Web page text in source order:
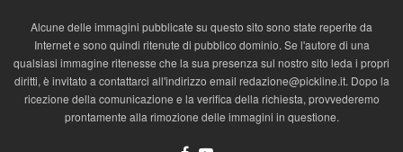
Alcune delle immagini pubblicate su questo sito sono state reperite da
Internet e sono quindi ritenute di pubblico dominio. Se l'autore di una
qualsiasi immagine ritenesse che la sua presenza sul nostro sito leda i propri
diritti, è invitato a contattarci all'indirizzo email redazione@pickline.it. Dopo la
ricezione della comunicazione e la verifica della richiesta, provvederemo
prontamente alla rimozione delle immagini in questione.